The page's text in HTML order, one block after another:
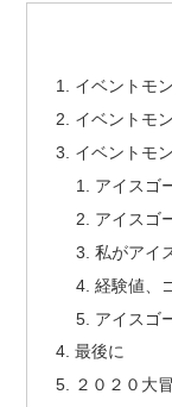
イベントモ
イベントモ
イベントモ
アイスゴ
アイスゴ
私がアイ
経験値、
アイスゴ
最後に
２０２０大